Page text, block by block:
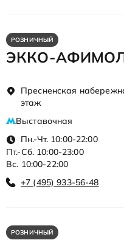
РОЗНИЧНЫЙ
ЭККО-
Пресненская
этаж
Выставочная
Пн.-Чт. 10:00-22:00
Пт.-Сб. 10:00-23:00
Вс. 10:00-22:00
+7 (495) 933-56-48
РОЗНИЧНЫЙ